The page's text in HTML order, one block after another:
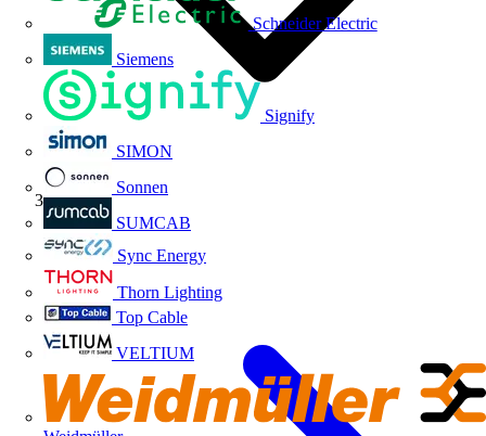
Schneider Electric
Siemens
Signify
SIMON
Sonnen
SUMCAB
Sync Energy
Thorn Lighting
Top Cable
VELTIUM
Eventos